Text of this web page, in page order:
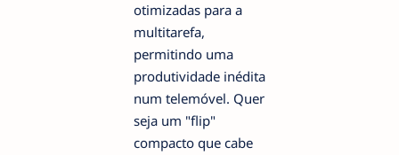
otimizadas para a
multitarefa,
permitindo uma
produtividade inédita
num telemóvel. Quer
seja um "flip"
compacto que cabe